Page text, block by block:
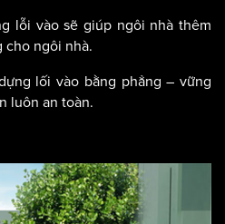
lỗi vào sẽ giúp ngôi nhà thêm
cho ngôi nhà.
lối vào bằng phẳng – vững
luôn an toàn.